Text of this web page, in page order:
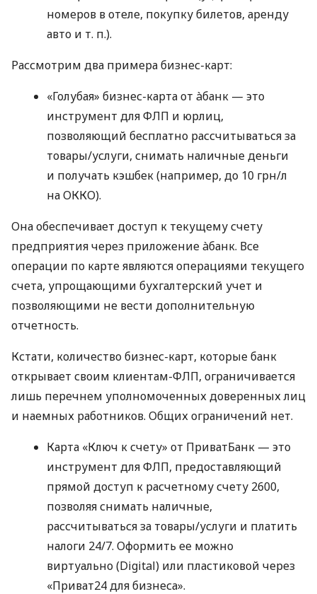
номеров в отеле, покупку билетов, аренду
авто и т. п.).
Рассмотрим два примера бизнес-карт:
«Голубая» бизнес-карта от àбанк — это
инструмент для ФЛП и юрлиц,
позволяющий бесплатно рассчитываться за
товары/услуги, снимать наличные деньги
и получать кэшбек (например, до 10 грн/л
на ОККО).
Она обеспечивает доступ к текущему счету
предприятия через приложение àбанк. Все
операции по карте являются операциями текущего
счета, упрощающими бухгалтерский учет и
позволяющими не вести дополнительную
отчетность.
Кстати, количество бизнес-карт, которые банк
открывает своим клиентам-ФЛП, ограничивается
лишь перечнем уполномоченных доверенных лиц
и наемных работников. Общих ограничений нет.
Карта «Ключ к счету» от ПриватБанк — это
инструмент для ФЛП, предоставляющий
прямой доступ к расчетному счету 2600,
позволяя снимать наличные,
рассчитываться за товары/услуги и платить
налоги 24/7. Оформить ее можно
виртуально (Digital) или пластиковой через
«Приват24 для бизнеса».